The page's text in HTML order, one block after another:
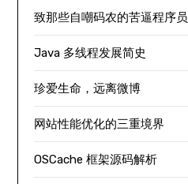
致那些自嘲码农的苦逼程序员
Java 多线程发展简史
珍爱生命，远离微博
网站性能优化的三重境界
OSCache 框架源码解析